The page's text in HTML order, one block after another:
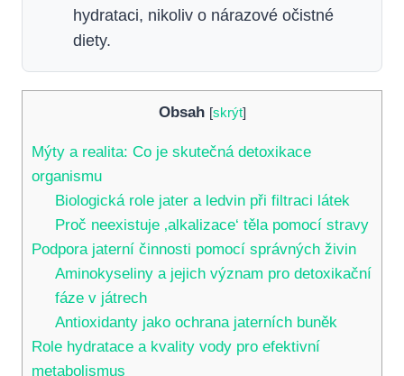
hydrataci, nikoliv o nárazové očistné
diety.
Obsah [skrýt]
Mýty a realita: Co je skutečná detoxikace
organismu
Biologická role jater a ledvin při filtraci látek
Proč neexistuje ‚alkalizace‘ těla pomocí stravy
Podpora jaterní činnosti pomocí správných živin
Aminokyseliny a jejich význam pro detoxikační
fáze v játrech
Antioxidanty jako ochrana jaterních buněk
Role hydratace a kvality vody pro efektivní
metabolismus